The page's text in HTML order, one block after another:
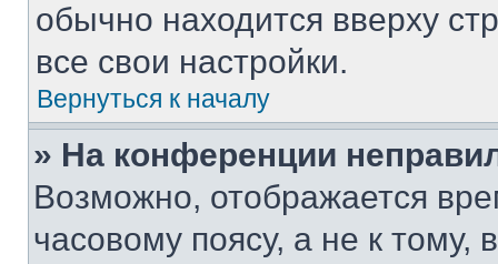
обычно находится вверху
все свои настройки.
Вернуться к началу
» На конференции
Возможно, отображается
часовому поясу, а не к тому,